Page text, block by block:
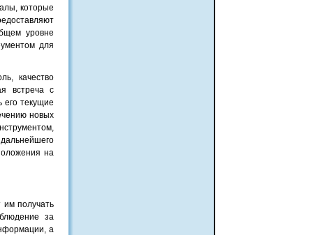
которые
уровне
для
качество
встреча с
его текущие
новых
на
им получать
за
а